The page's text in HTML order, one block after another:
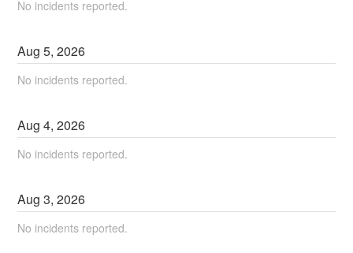
No incidents reported.
Aug5,2026
No incidents reported.
Aug4,2026
No incidents reported.
Aug3,2026
No incidents reported.